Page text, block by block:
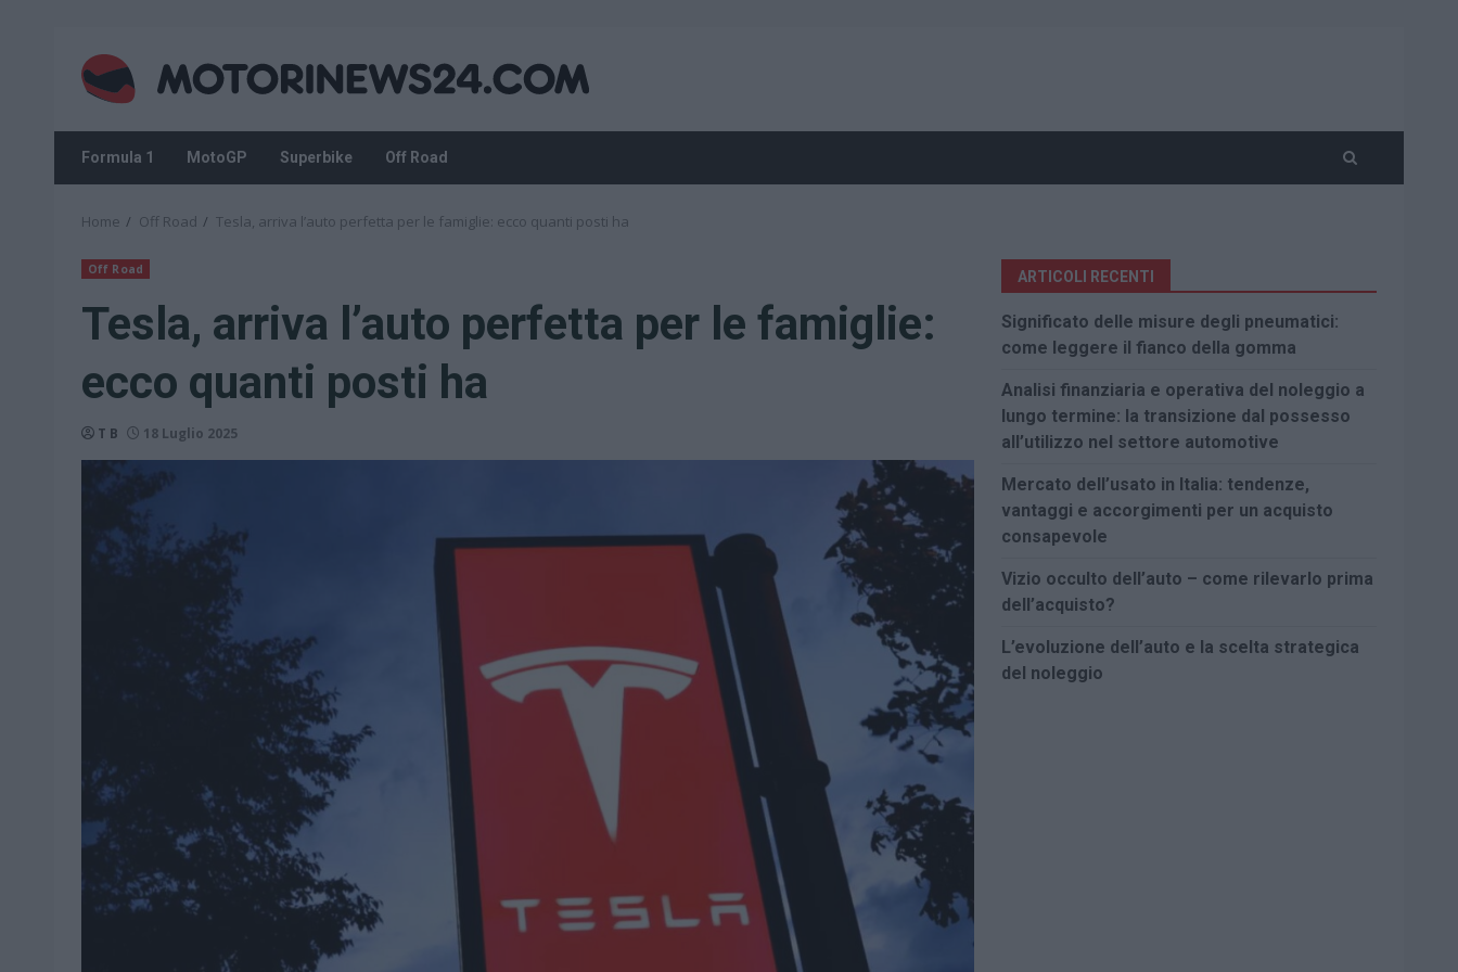
content
Formula 1 MotoGP Superbike Off Road
Home Off Road Tesla, arriva l’auto perfetta per le famiglie: ecco quanti posti ha
Off Road
Tesla, arriva l’auto perfetta per le famiglie:
ecco quanti posti ha
T B 18 Luglio 2025
ARTICOLI RECENTI
Significato delle misure degli pneumatici:
come leggere il fianco della gomma
Analisi finanziaria e operativa del noleggio a
lungo termine: la transizione dal possesso
all’utilizzo nel settore automotive
Mercato dell’usato in Italia: tendenze,
vantaggi e accorgimenti per un acquisto
consapevole
Vizio occulto dell’auto – come rilevarlo prima
dell’acquisto?
L’evoluzione dell’auto e la scelta strategica
del noleggio